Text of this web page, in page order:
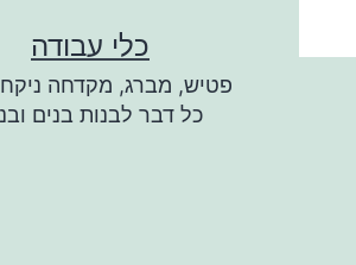
לתוכן
כלי עבודה
פטיש, מברג, מקדחה
כל דבר לבנות בנים